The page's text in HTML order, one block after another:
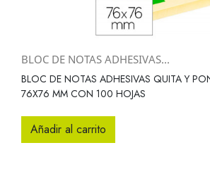
BLOC DE NOTAS ADHESIVAS...
BLOC DE NOTAS ADHESIVAS QUITA Y
76X76 MM CON 100 HOJAS
Añadir al carrito